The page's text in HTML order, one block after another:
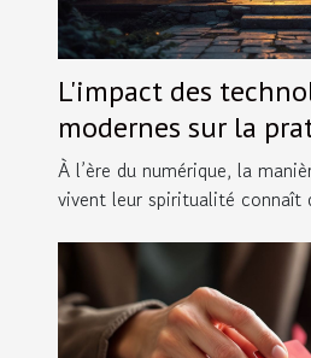
L'impact des
modernes sur la
religieuse
À l’ère du numérique, la
vivent leur spiritualité connaît